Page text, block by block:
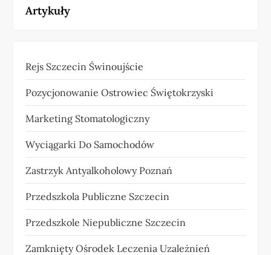
Artykuły
Rejs Szczecin Świnoujście
Pozycjonowanie Ostrowiec Świętokrzyski
Marketing Stomatologiczny
Wyciągarki Do Samochodów
Zastrzyk Antyalkoholowy Poznań
Przedszkola Publiczne Szczecin
Przedszkole Niepubliczne Szczecin
Zamknięty Ośrodek Leczenia Uzależnień